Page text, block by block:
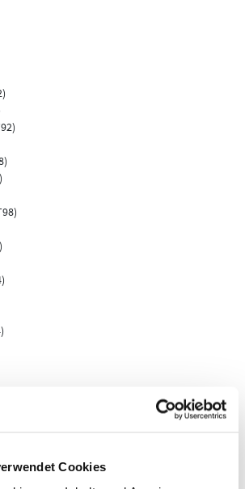
Cookies
(A05)